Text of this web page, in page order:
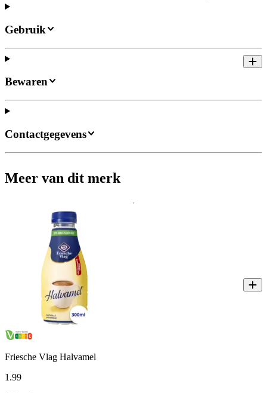
Gebruik
Bewaren
Contactgegevens
Meer van dit merk
Friesche Vlag Halvamel
1.99